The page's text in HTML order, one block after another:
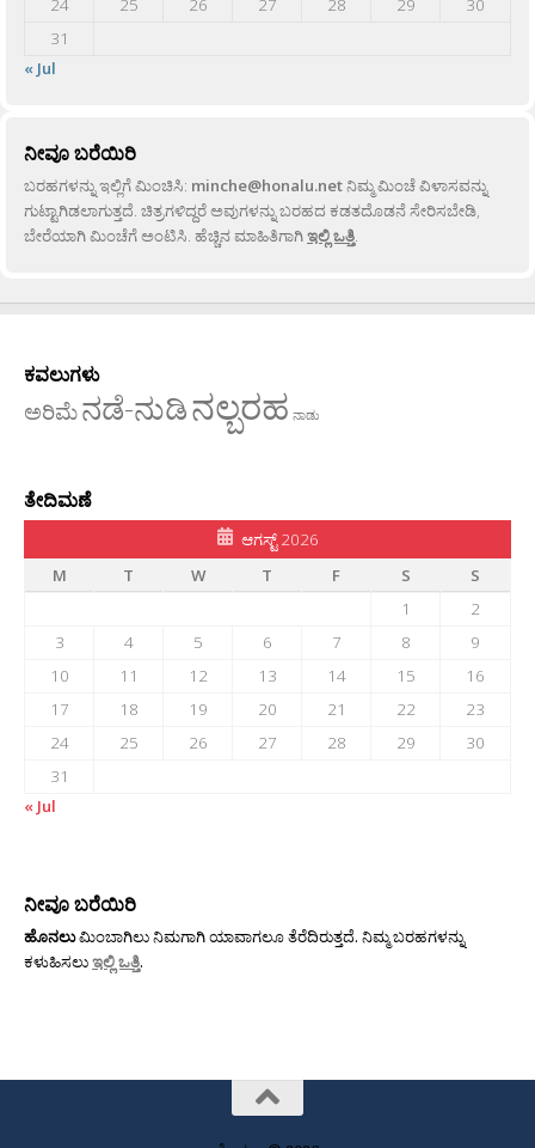
24
25 26 27 28 29
30
31
« Jul
ನೀವೂ ಬರೆಯಿರಿ
ಬರಹಗಳನ್ನು ಇಲ್ಲಿಗೆ ಮಿಂಚಿಸಿ: minche@honalu.netನಿಮ್ಮ ಮಿಂಚೆ ವಿಳಾಸವನ್ನು
ಗುಟ್ಟಾಗಿಡಲಾಗುತ್ತದೆ. ಚಿತ್ರಗಳಿದ್ದರೆ ಅವುಗಳನ್ನು ಬರಹದ ಕಡತದೊಡನೆ ಸೇರಿಸಬೇಡಿ,
ಬೇರೆಯಾಗಿ ಮಿಂಚೆಗೆ ಅಂಟಿಸಿ. ಹೆಚ್ಚಿನ ಮಾಹಿತಿಗಾಗಿಇಲ್ಲಿ ಒತ್ತಿ.
ಕವಲುಗಳು
ಅರಿಮೆನಡೆ-ನುಡಿನಲ್ಬರಹ ನಾಡು
ತೇದಿಮಣೆ
ಆಗಸ್ಟ್ 2026
M
T W T F S
S
1
2
3
4 5 6 7 8
9
10
11 12 13 14 15
16
17
18 19 20 21 22
23
24
25 26 27 28 29
30
31
« Jul
ನೀವೂ ಬರೆಯಿರಿ
ಹೊನಲುಮಿಂಬಾಗಿಲು ನಿಮಗಾಗಿ ಯಾವಾಗಲೂ ತೆರೆದಿರುತ್ತದೆ. ನಿಮ್ಮ ಬರಹಗಳನ್ನು
ಕಳುಹಿಸಲುಇಲ್ಲಿ ಒತ್ತಿ.